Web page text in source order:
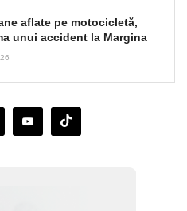
aflate pe motocicletă,
unui accident la Margina